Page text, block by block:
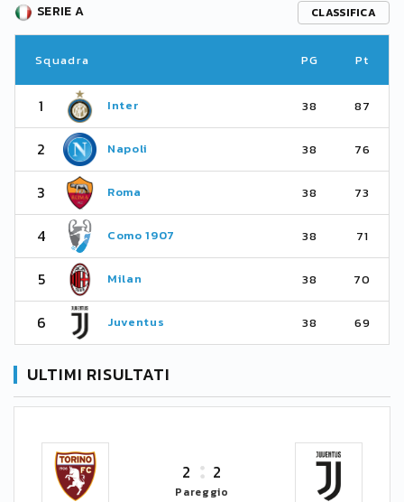
SERIE A CLASSIFICA
Squadra PG Pt
1 Inter 38 87
2 Napoli 38 76
3 Roma 38 73
4 Como 1907 38 71
5 Milan 38 70
6 Juventus 38 69
ULTIMI RISULTATI
2 2
Pareggio